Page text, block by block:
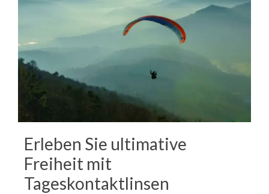
Erleben Sie ultimative
Freiheit mit
Tageskontaktlinsen